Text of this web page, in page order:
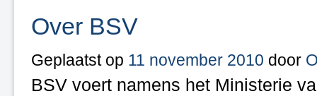
Over BSV
Geplaatst op 11 november 2010 door
BSV voert namens het Ministerie